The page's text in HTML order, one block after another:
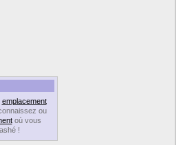
emplacement
ou
où vous
!